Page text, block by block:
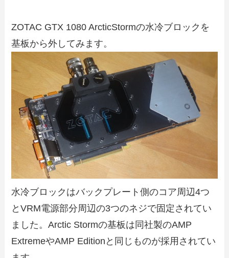
ZOTAC GTX 1080 ArcticStormの水冷ブロックを
基板から外してみます。
水冷ブロックはバックプレート側のコア周辺4つ
とVRM電源部分周辺の3つのネジで固定されてい
ました。Arctic Stormの基板は同社製のAMP
ExtremeやAMP Editionと同じものが採用されてい